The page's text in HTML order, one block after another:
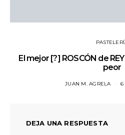
El mejor [?] ROSCÓN de
peor
JUAN M. AGRELA 6
DEJA UNA RESPUESTA